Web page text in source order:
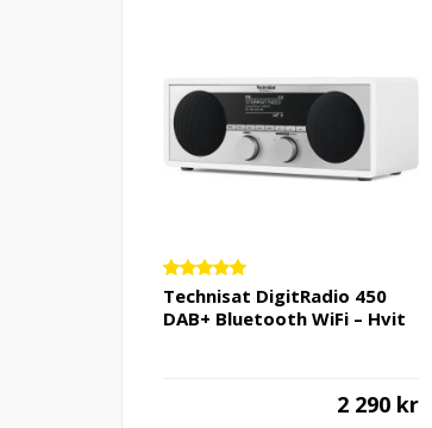
Vurdert
5.00 av 5
Technisat DigitRadio 450
DAB+ Bluetooth WiFi – Hvit
2 290 kr